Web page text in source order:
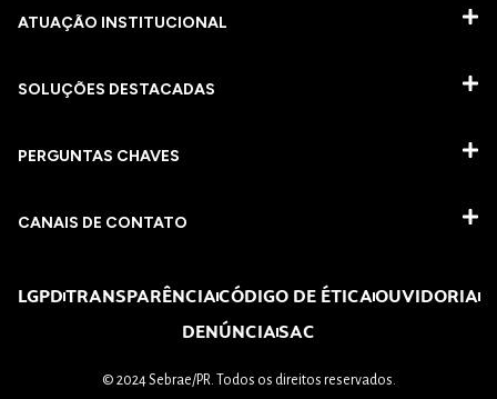
ATUAÇÃO INSTITUCIONAL
SOLUÇÕES DESTACADAS
PERGUNTAS CHAVES​
CANAIS DE CONTATO
LGPDTRANSPARÊNCIACÓDIGO DE ÉTICAOUVIDORIA
DENÚNCIASAC
© 2024 Sebrae/PR. Todos os direitos reservados.